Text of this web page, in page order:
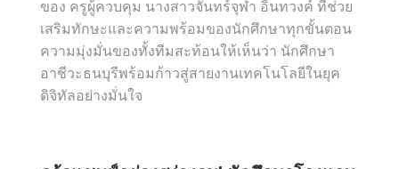
ของ ครูผู้ควบคุม นางสาวจันทร์จุฬา อินทวงค์ ที่ช่วย
เสริมทักษะและความพร้อมของนักศึกษาทุกขั้นตอน
ความมุ่งมั่นของทั้งทีมสะท้อนให้เห็นว่า นักศึกษา
อาชีวะธนบุรีพร้อมก้าวสู่สายงานเทคโนโลยีในยุค
ดิจิทัลอย่างมั่นใจ